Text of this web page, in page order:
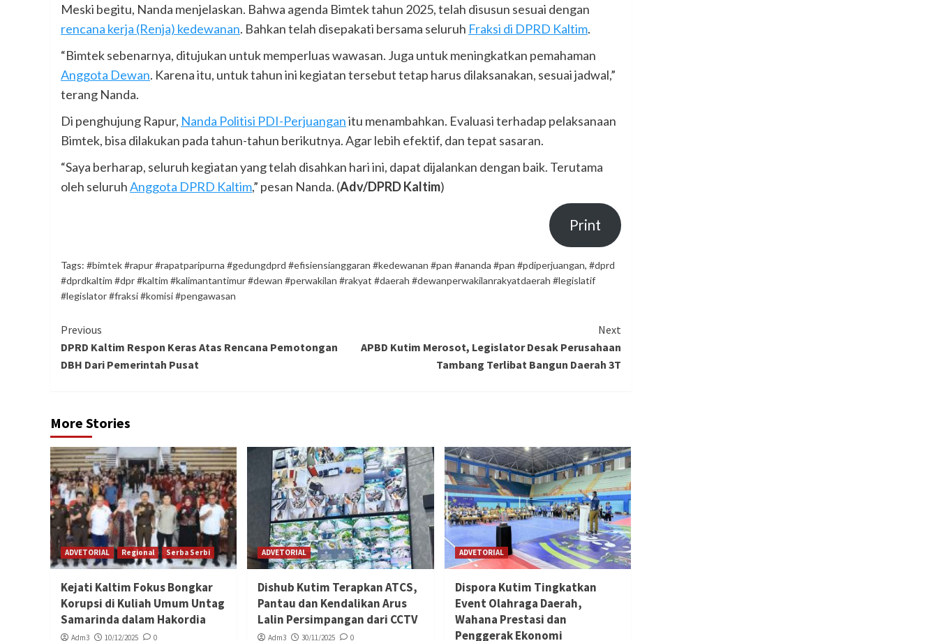
Meski begitu, Nanda menjelaskan. Bahwa agenda Bimtek tahun 2025, telah disusun sesuai dengan
rencana kerja (Renja) kedewanan. Bahkan telah disepakati bersama seluruh Fraksi di DPRD Kaltim.
“Bimtek sebenarnya, ditujukan untuk memperluas wawasan. Juga untuk meningkatkan pemahaman
Anggota Dewan. Karena itu, untuk tahun ini kegiatan tersebut tetap harus dilaksanakan, sesuai jadwal,”
terang Nanda.
Di penghujung Rapur, Nanda Politisi PDI-Perjuanganitu menambahkan. Evaluasi terhadap pelaksanaan
Bimtek, bisa dilakukan pada tahun-tahun berikutnya. Agar lebih efektif, dan tepat sasaran.
“Saya berharap, seluruh kegiatan yang telah disahkan hari ini, dapat dijalankan dengan baik. Terutama
oleh seluruhAnggota DPRD Kaltim,” pesan Nanda. (Adv/DPRD Kaltim)
Print
Tags: #bimtek #rapur #rapatparipurna #gedungdprd #efisiensianggaran #kedewanan #pan #ananda #pan #pdiperjuangan, #dprd
#dprdkaltim #dpr #kaltim #kalimantantimur #dewan #perwakilan #rakyat #daerah #dewanperwakilanrakyatdaerah #legislatif
#legislator #fraksi #komisi #pengawasan
Continue
Reading
Previous
DPRD Kaltim Respon Keras Atas Rencana Pemotongan
DBH Dari Pemerintah Pusat
Next
APBD Kutim Merosot, Legislator Desak Perusahaan
Tambang Terlibat Bangun Daerah 3T
More Stories
ADVETORIAL Regional Serba Serbi
Kejati Kaltim Fokus Bongkar
Korupsi di Kuliah Umum Untag
Samarinda dalam Hakordia
Adm3 10/12/2025 0
ADVETORIAL
Dishub Kutim Terapkan ATCS,
Pantau dan Kendalikan Arus
Lalin Persimpangan dari CCTV
Adm3 30/11/2025 0
ADVETORIAL
Dispora Kutim Tingkatkan
Event Olahraga Daerah,
Wahana Prestasi dan
Penggerak Ekonomi